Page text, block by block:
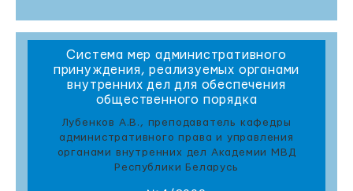
Система мер административного
принуждения, реализуемых органами
внутренних дел для обеспечения
общественного порядка
Лубенков А.В., преподаватель кафедры
административного права и управления
органами внутренних дел Академии МВД
Республики Беларусь